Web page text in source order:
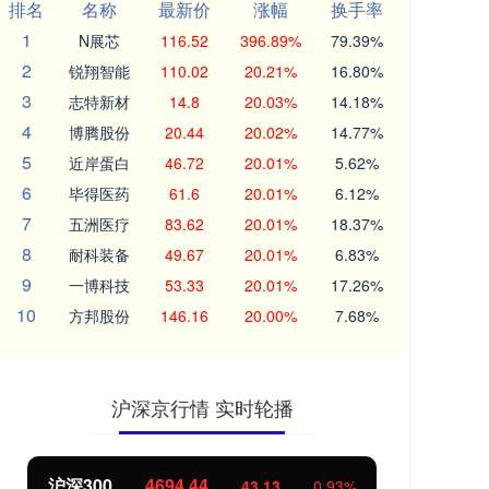
排名
名称 最新价 涨幅
换手率
1
N展芯 116.52 396.89% 79.39%
2 锐翔智能 110.02 20.21% 16.80%
3 志特新材 14.8 20.03% 14.18%
4 博腾股份 20.44 20.02% 14.77%
5 近岸蛋白 46.72 20.01% 5.62%
6 毕得医药 61.6 20.01% 6.12%
7 五洲医疗 83.62 20.01% 18.37%
8 耐科装备 49.67 20.01% 6.83%
9 一博科技 53.33 20.01% 17.26%
10 方邦股份 146.16 20.00% 7.68%
沪深京行情 实时轮播